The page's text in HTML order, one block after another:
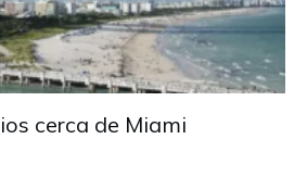
cerca de Miami